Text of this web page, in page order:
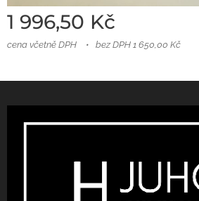
1 996,50 Kč
cena včetně DPH bez DPH 1 650,00 Kč